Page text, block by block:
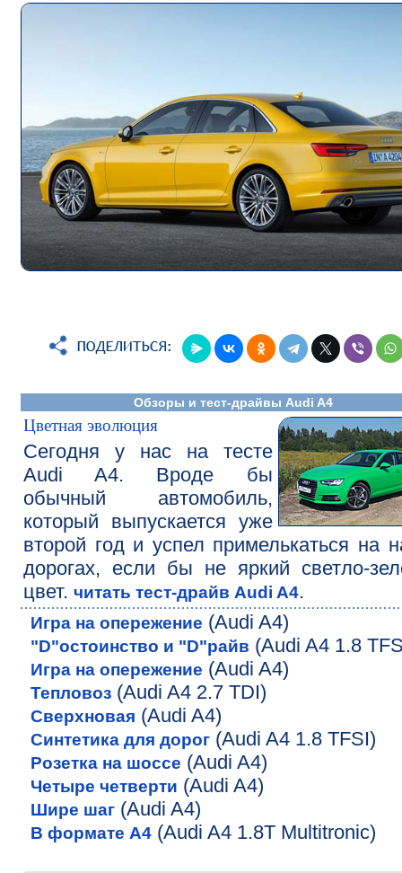
Обзоры и тест-драйвы Audi A4
Цветная эволюция
Сегодня у нас на тесте
Audi A4. Вроде бы
обычный автомобиль,
который выпускается уже
второй год и успел примелькаться на
дорогах, если бы не яркий светло-
цвет.читать тест-драйв Audi A4.
Игра на опережение (Audi A4)
"D"остоинство и "D"райв (Audi A4 1.8
Игра на опережение (Audi A4)
Тепловоз(Audi A4 2.7 TDI)
Сверхновая (Audi A4)
Синтетика для дорог(Audi A4 1.8 TFSI)
Розетка на шоссе (Audi A4)
Четыре четверти (Audi A4)
Шире шаг(Audi A4)
В формате A4(Audi A4 1.8T Multitronic)